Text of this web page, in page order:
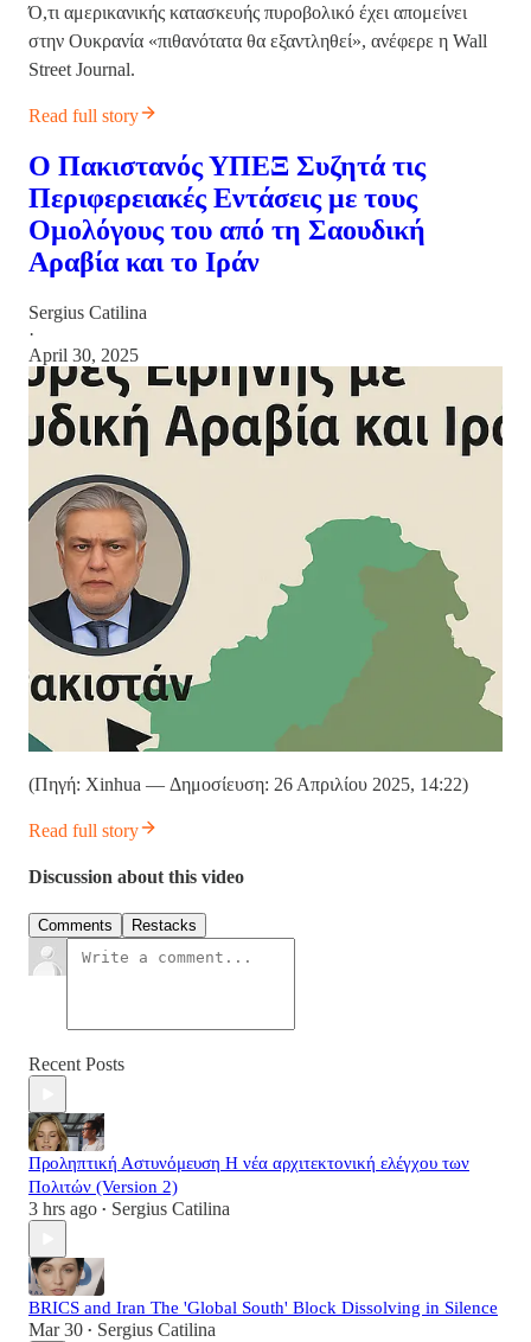
Ό,τι αμερικανικής κατασκευής πυροβολικό έχει απομείνει
στην Ουκρανία «πιθανότατα θα εξαντληθεί», ανέφερε η Wall
Street Journal.
Read full story
Ο Πακιστανός ΥΠΕΞ Συζητά τις
Περιφερειακές Εντάσεις με τους
Ομολόγους του από τη Σαουδική
Αραβία και το Ιράν
Sergius Catilina
·
April 30, 2025
(Πηγή: Xinhua — Δημοσίευση: 26 Απριλίου 2025, 14:22)
Read full story
Discussion about this video
Comments Restacks
Recent Posts
Προληπτική Αστυνόμευση Η νέα αρχιτεκτονική ελέγχου των
Πολιτών (Version 2)
3 hrs ago • Sergius Catilina
BRICS and Iran The 'Global South' Block Dissolving in Silence
Mar 30 • Sergius Catilina